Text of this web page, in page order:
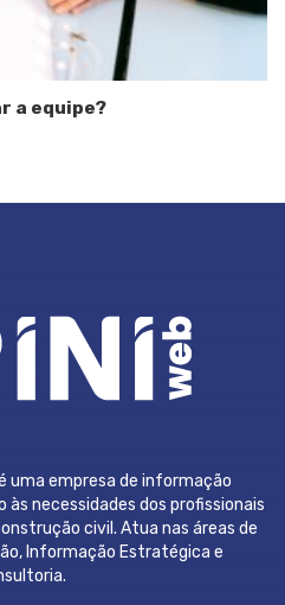
a equipe?
uma empresa de informação
necessidades dos profissionais
civil. Atua nas áreas de
Informação Estratégica e